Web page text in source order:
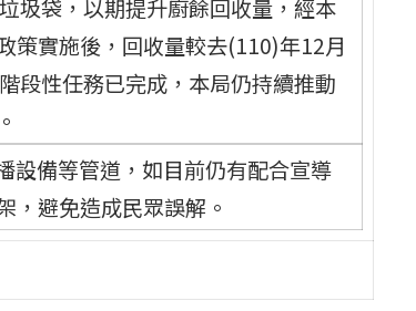
圾袋，以期提升廚餘回收量，經本
策實施後，回收量較去(110)年12月
段性任務已完成，本局仍持續推動
設備等管道，如目前仍有配合宣導
，避免造成民眾誤解。